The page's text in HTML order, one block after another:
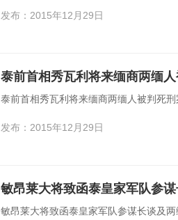
发布：2015年12月29日
泰前首相秀瓦利将来缅商两缅人
泰前首相秀瓦利将来缅商两缅人被判死刑
发布：2015年12月29日
敏昂莱大将致函泰皇家军队参
敏昂莱大将致函泰皇家军队参谋长谈及